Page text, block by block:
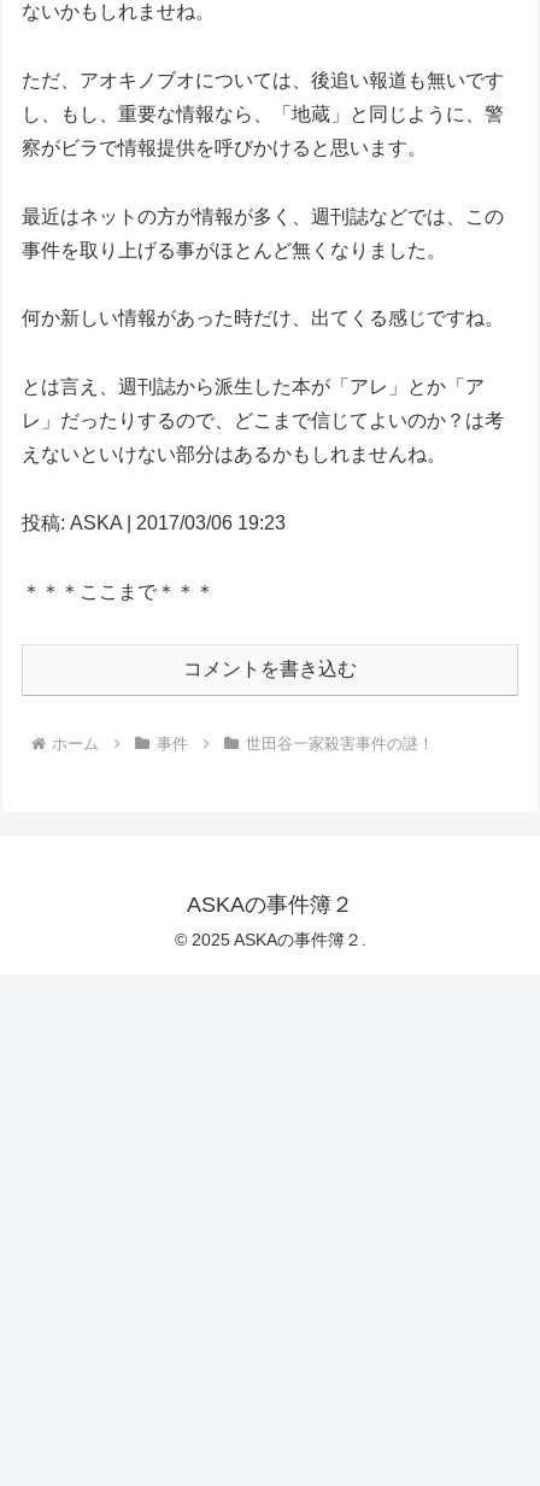
ないかもしれませね。
ただ、アオキノブオについては、後追い報道も無いです
し、もし、重要な情報なら、「地蔵」と同じように、警
察がビラで情報提供を呼びかけると思います。
最近はネットの方が情報が多く、週刊誌などでは、この
事件を取り上げる事がほとんど無くなりました。
何か新しい情報があった時だけ、出てくる感じですね。
とは言え、週刊誌から派生した本が「アレ」とか「ア
レ」だったりするので、どこまで信じてよいのか？は考
えないといけない部分はあるかもしれませんね。
投稿: ASKA | 2017/03/06 19:23
＊＊＊ここまで＊＊＊
コメントを書き込む
ホーム 事件 世田谷一家殺害事件の謎！
ASKAの事件簿２
© 2025 ASKAの事件簿２.